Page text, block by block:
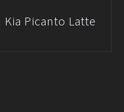
Kia Picanto Latte